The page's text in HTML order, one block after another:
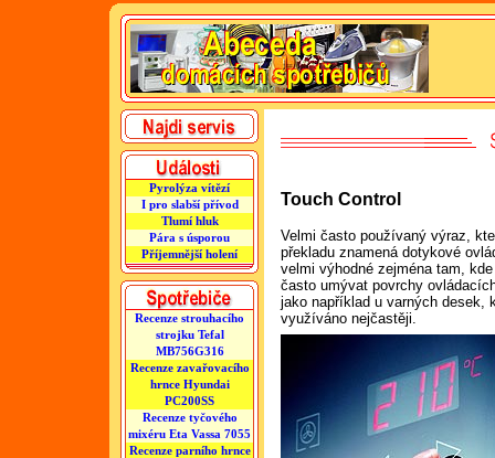
Pyrolýza vítězí
I pro slabší přívod
Tlumí hluk
Pára s úsporou
Příjemnější holení
Recenze strouhacího
strojku Tefal
MB756G316
Recenze zavařovacího
hrnce Hyundai
PC200SS
Recenze tyčového
mixéru Eta Vassa 7055
Recenze parního hrnce
Touch Control
Velmi často používaný výraz,
překladu znamená dotykové
velmi výhodné zejména tam,
často umývat povrchy
jako například u varných desek,
využíváno nejčastěji.